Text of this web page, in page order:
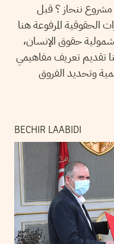
مشروع ننحاز ؟ قبل
الحقوقية المرفوعة هنا
حقوق الإنسان،
تقديم تعريف مفاهيمي
وتحديد الفروق
BECHIR LAABIDI